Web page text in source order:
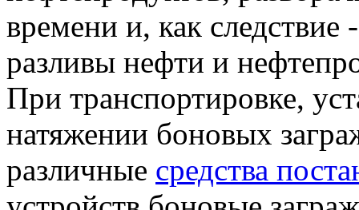
времени и, как следствие
разливы нефти и
При транспортировке,
натяжении боновых
различные средства